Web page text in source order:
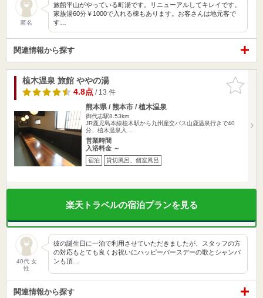
匿名
旅館平山がやっている町湯です。リニューアルしてキレイです。
家族湯60分￥1000で入れる棟もあります。お客さんは地元客で
す…
関連情報から探す
お気に入
りに追加
植木温泉 旅館 ややの湯
4.8点/ 13 件
熊本県 / 熊本市 / 植木温泉
御代志駅8.53km
JR鹿児島本線植木駅から九州産交バス山鹿温泉行きで40
分、植木温泉入…
営業時間
入浴料金 ～
宿泊 貸切風呂、個室風呂
楽天トラベルの宿泊プランを見る
40代 女
性
彼の誕生日に一泊で利用させていただきましたが、スタッフの方
の対応もとても良くお祝いにハッピーバースデーの歌とシャンパ
ンも頂…
関連情報から探す